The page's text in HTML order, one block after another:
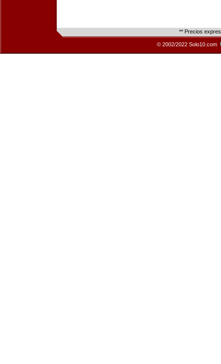
** Precios
© 2002/2022 Solo10.com